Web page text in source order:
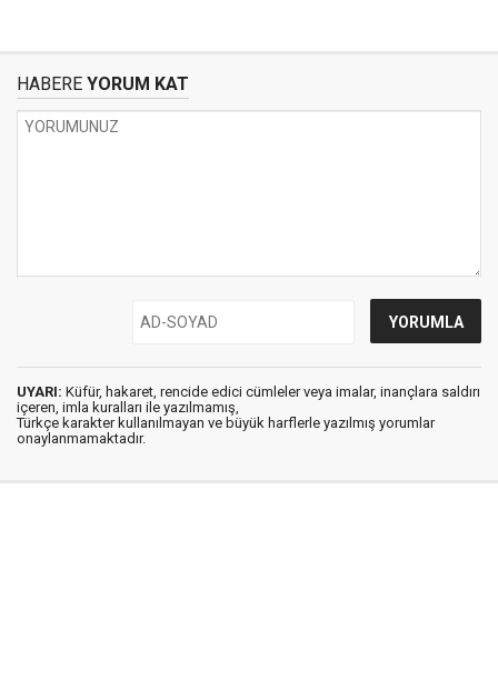
HABERE YORUM KAT
UYARI: Küfür, hakaret, rencide edici cümleler veya imalar, inançlara saldırı
içeren, imla kuralları ile yazılmamış,
Türkçe karakter kullanılmayan ve büyük harflerle yazılmış yorumlar
onaylanmamaktadır.